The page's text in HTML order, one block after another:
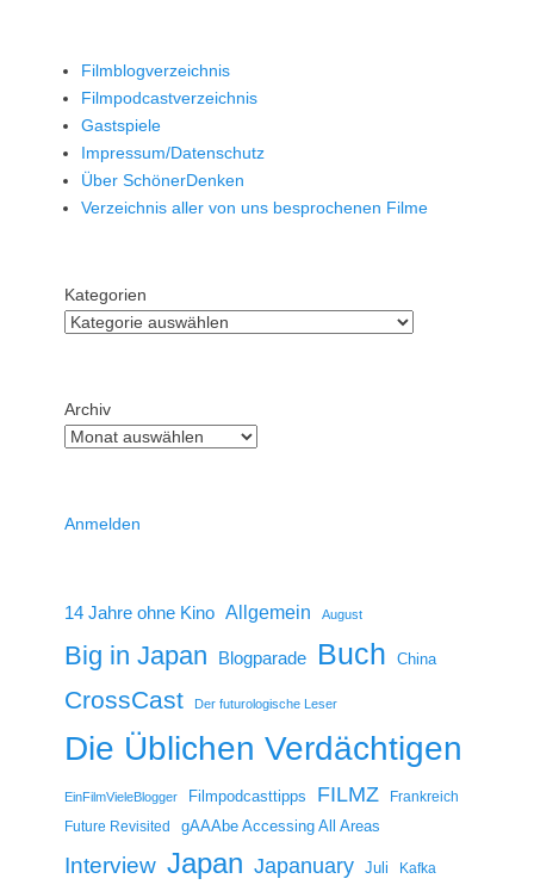
Filmblogverzeichnis
Filmpodcastverzeichnis
Gastspiele
Impressum/Datenschutz
Über SchönerDenken
Verzeichnis aller von uns besprochenen Filme
Kategorien
Archiv
Anmelden
14 Jahre ohne Kino Allgemein August
Big in Japan Blogparade Buch China
CrossCast Der futurologische Leser
Die Üblichen Verdächtigen
EinFilmVieleBlogger Filmpodcasttipps FILMZ
Frankreich
Future Revisited
gAAAbe Accessing All Areas
Interview Japan Japanuary Juli Kafka